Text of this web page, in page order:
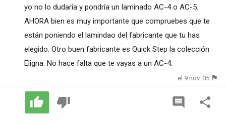
yo no lo dudaría y pondría un laminado AC-4 o AC-5.
AHORA bien es muy importante que compruebes que te
están poniendo el lamindao del fabricante que tu has
elegido. Otro buen fabricante es Quick Step la colección
Eligna. No hace falta que te vayas a un AC-4.
el 9 nov. 05